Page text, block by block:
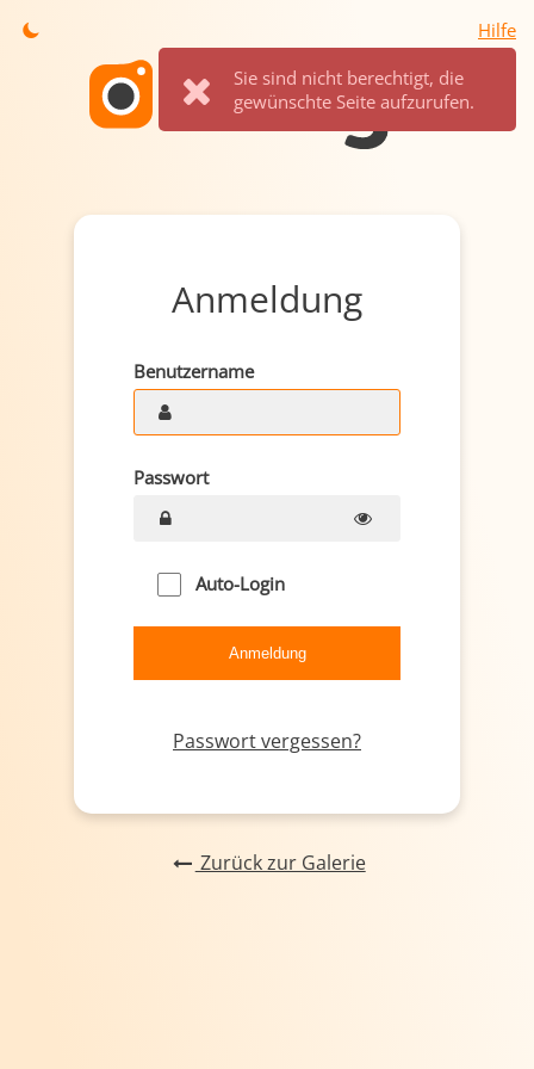
Hilfe
Sie sind nicht berechtigt, die
gewünschte Seite aufzurufen.
Anmeldung
Benutzername
Passwort
Auto-Login
Passwort vergessen?
Zurück zur Galerie